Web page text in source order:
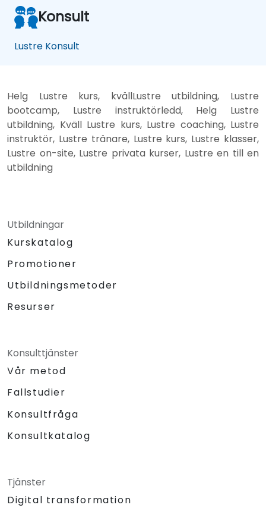
Konsult
Lustre Konsult
Helg Lustre kurs, kvällLustre utbildning, Lustre
bootcamp, Lustre instruktörledd, Helg Lustre
utbildning, Kväll Lustre kurs, Lustre coaching, Lustre
instruktör, Lustre tränare, Lustre kurs, Lustre klasser,
Lustre on-site, Lustre privata kurser, Lustre en till en
utbildning
Utbildningar
Kurskatalog
Promotioner
Utbildningsmetoder
Resurser
Konsulttjänster
Vår metod
Fallstudier
Konsultfråga
Konsultkatalog
Tjänster
Digital transformation